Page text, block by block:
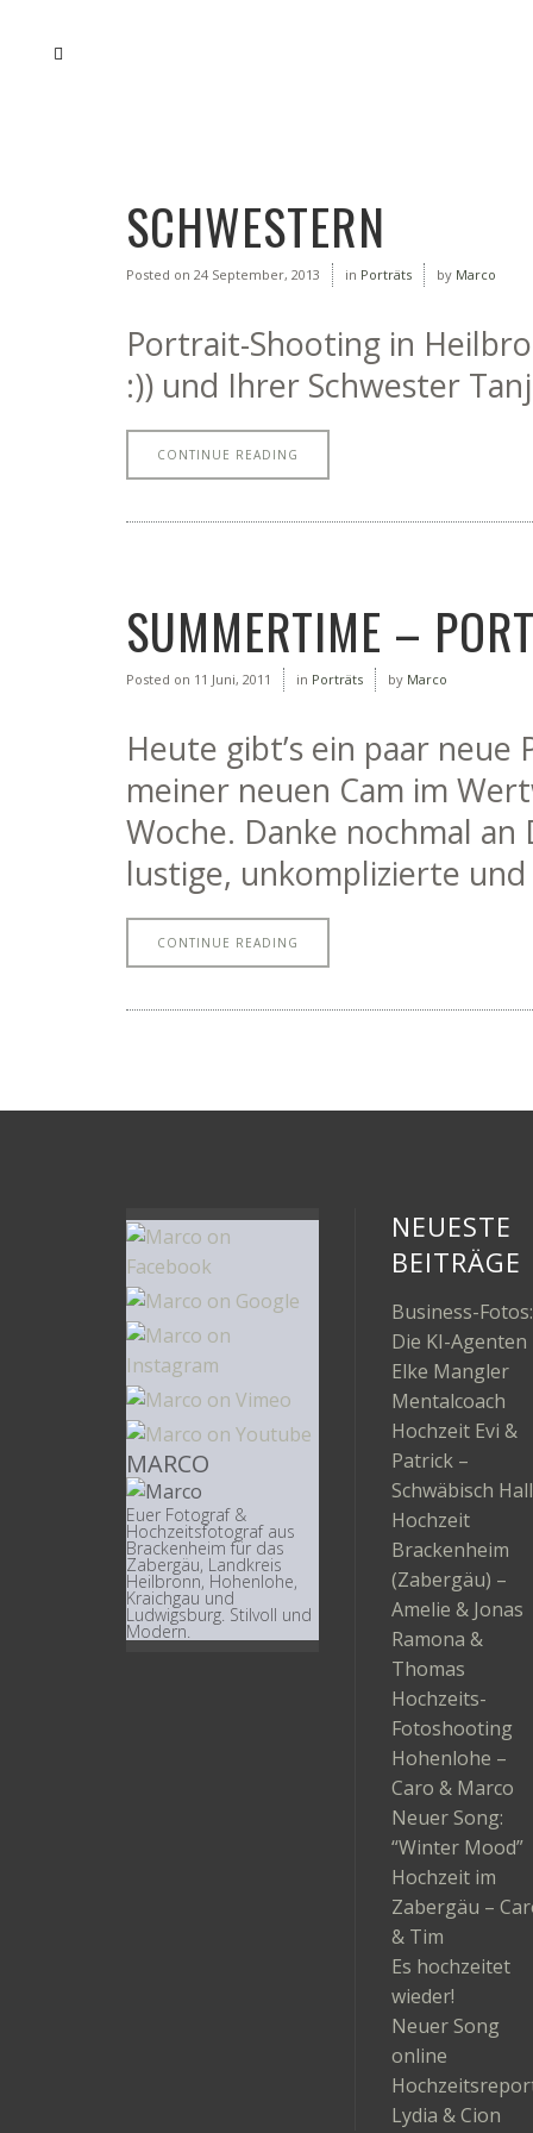
SCHWESTERN
Posted on 24 September, 2013 in Porträts by Marco
Portrait-Shooting in
:)) und Ihrer Schwester
CONTINUE READING
SUMMERTIME –
Posted on 11 Juni, 2011 in Porträts by Marco
Heute gibt’s ein paar
meiner neuen Cam im
Woche. Danke nochmal
lustige, unkomplizierte
CONTINUE READING
MARCO
Euer Fotograf &
Hochzeitsfotograf aus
Brackenheim für das
Zabergäu, Landkreis
Heilbronn, Hohenlohe,
Kraichgau und
Ludwigsburg. Stilvoll und
Modern.
NEUESTE
BEITRÄGE
Business-Fotos:
Die KI-Agenten
Elke Mangler
Mentalcoach
Hochzeit Evi &
Patrick –
Schwäbisch Hall
Hochzeit
Brackenheim
(Zabergäu) –
Amelie & Jonas
Ramona &
Thomas
Hochzeits-
Fotoshooting
Hohenlohe –
Caro & Marco
Neuer Song:
“Winter Mood”
Hochzeit im
Zabergäu –
& Tim
Es hochzeitet
wieder!
Neuer Song
online
Lydia & Cion